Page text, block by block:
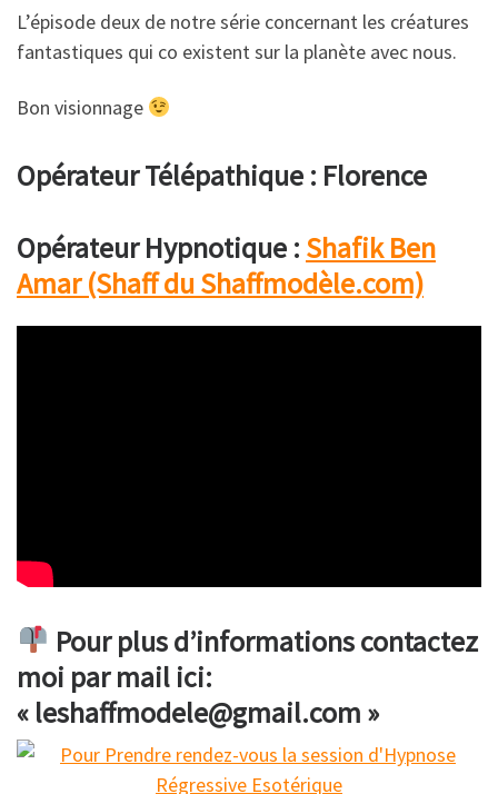
L’épisode deux de notre série concernant les créatures
fantastiques qui co existent sur la planète avec nous.
Bon visionnage
Opérateur Télépathique : Florence
Opérateur Hypnotique : Shafik Ben
Amar (Shaff du Shaffmodèle.com)
Pour plus d’informations contactez
moi par mail ici:
« leshaffmodele@gmail.com »